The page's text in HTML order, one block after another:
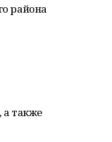
района
а также